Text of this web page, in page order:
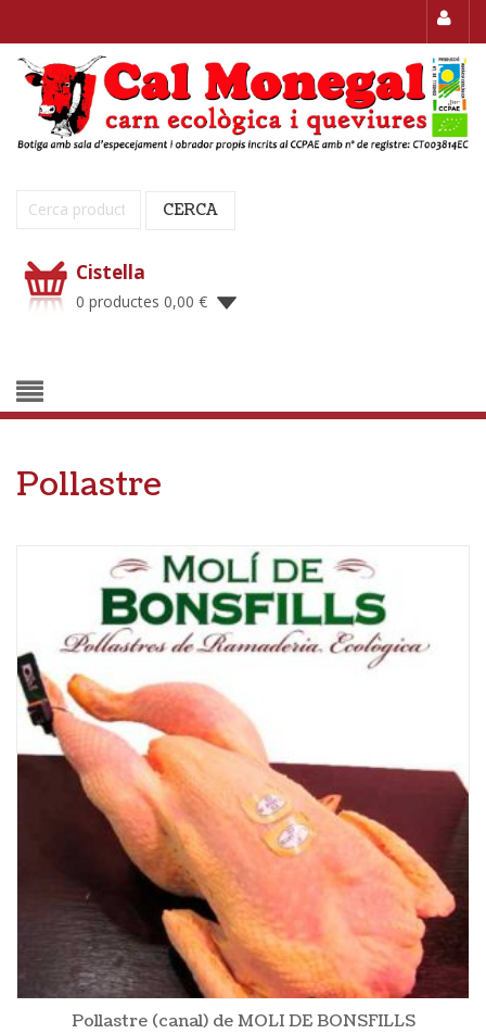
Cerca: CERCA
Cistella
0 productes 0,00 €
Pollastre
Pollastre (canal) de MOLI DE BONSFILLS